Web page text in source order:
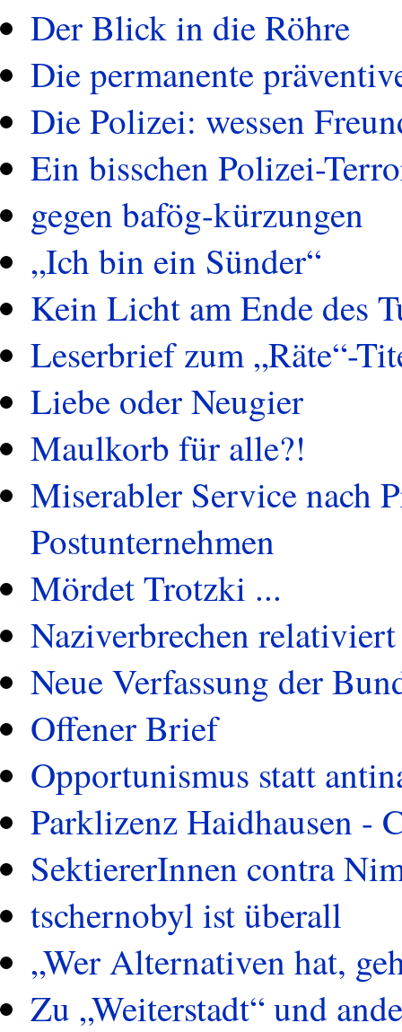
Der Blick in die Röhre
Die permanente
Die Polizei: wessen
Ein bisschen Polizei-
gegen bafög-kürzungen
„Ich bin ein Sünder“
Kein Licht am Ende des
Leserbrief zum „Räte“-
Liebe oder Neugier
Maulkorb für alle?!
Miserabler Service nach
Postunternehmen
Mördet Trotzki ...
Naziverbrechen
Neue Verfassung der
Offener Brief
Opportunismus statt
Parklizenz Haidhausen -
SektiererInnen contra
tschernobyl ist überall
„Wer Alternativen hat,
Zu „Weiterstadt“ und